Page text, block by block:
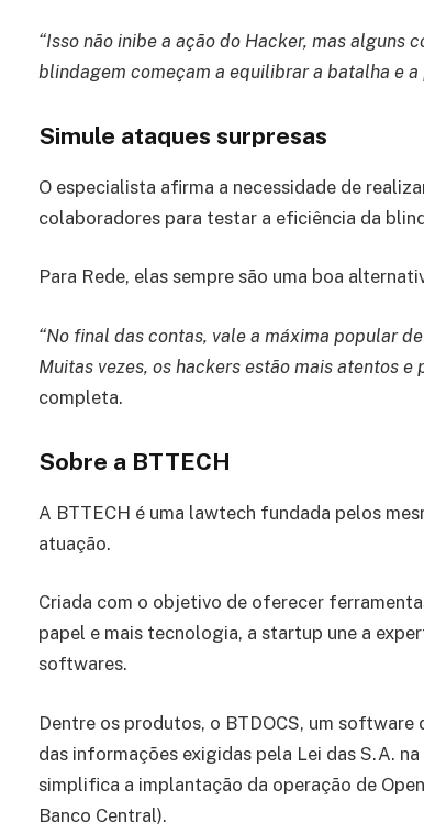
“Isso não inibe a ação do Hacker, mas alguns
blindagem começam a equilibrar a batalha e
Simule ataques surpresas
O especialista afirma a necessidade de
colaboradores para testar a eficiência da
Para Rede, elas sempre são uma boa
“No final das contas, vale a máxima popular
Muitas vezes, os hackers estão mais atentos
completa.
Sobre a BTTECH
A BTTECH é uma lawtech fundada pelos
atuação.
Criada com o objetivo de oferecer
papel e mais tecnologia, a startup une a
softwares.
Dentre os produtos, o BTDOCS, um
das informações exigidas pela Lei das S.A.
simplifica a implantação da operação de
Banco Central).